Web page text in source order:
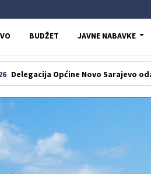
BUDŽET JAVNE NABAVKE
Općine Novo Sarajevo odala počast